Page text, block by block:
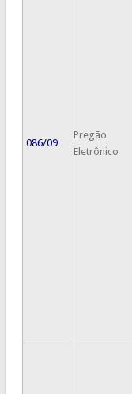
086/09
Pregão
Eletrônico